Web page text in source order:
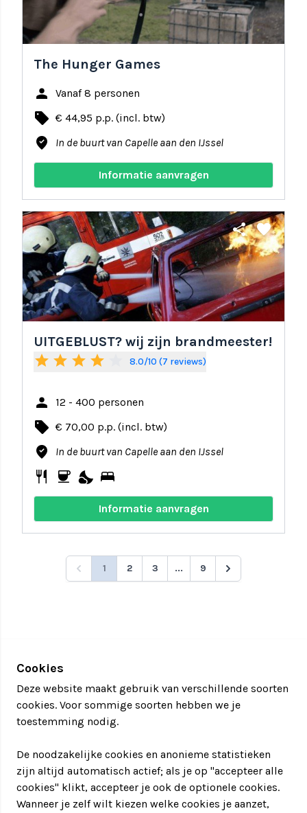
The Hunger Games
person Vanaf 8 personen
local_offer € 44,95 p.p. (incl. btw)
where_to_vote In de buurt van Capelle aan den IJssel
Informatie aanvragen
share favorite
UITGEBLUST? wij zijn brandmeester!
star star star star 8.0/10 (7 reviews)
person 12 - 400 personen
local_offer € 70,00 p.p. (incl. btw)
where_to_vote In de buurt van Capelle aan den IJssel
restaurant coffee nights_stay bed
Informatie aanvragen
1 2 3 ... 9
Cookies
Deze website maakt gebruik van verschillende soorten
cookies. Voor sommige soorten hebben we je
toestemming nodig.
De noodzakelijke cookies en anonieme statistieken
zijn altijd automatisch actief; als je op "accepteer alle
cookies" klikt, accepteer je ook de optionele cookies.
Wanneer je zelf wilt kiezen welke cookies je aanzet,